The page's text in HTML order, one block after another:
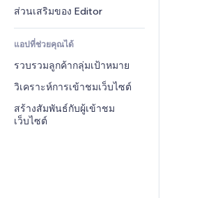
(Crowdfunding)
อาหาร & เครื่องดื่ม
เครื่องคำนวน
ค้นหา
อากาศ
แผนภูมิ & ตาราง
ชุมชน
รีวิว & การรับรอง
CRM
ส่วนเสริมของ Editor
แอปที่ช่วยคุณได้
รวบรวมลูกค้ากลุ่มเป้าหมาย
วิเคราะห์การเข้าชมเว็บไซต์
สร้างสัมพันธ์กับผู้เข้าชม
เว็บไซต์